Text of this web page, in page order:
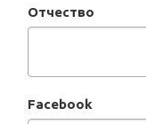
Отчество
Facebook